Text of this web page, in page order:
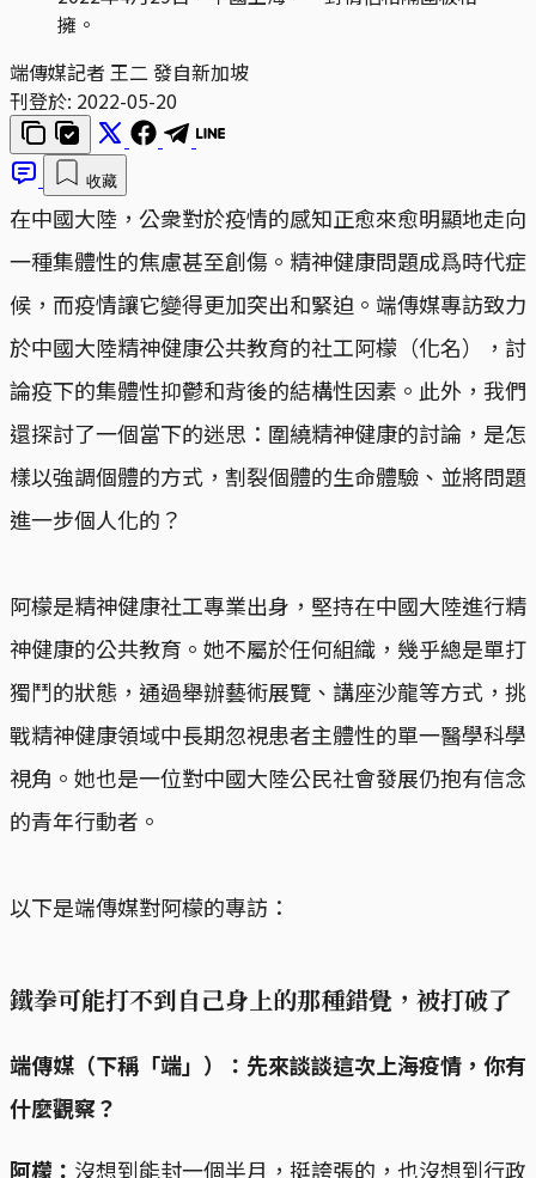
擁。
端傳媒記者 王二 發自新加坡
刊登於: 2022-05-20
收藏
在中國大陸，公衆對於疫情的感知正愈來愈明顯地走向
一種集體性的焦慮甚至創傷。精神健康問題成爲時代症
候，而疫情讓它變得更加突出和緊迫。端傳媒專訪致力
於中國大陸精神健康公共教育的社工阿檬（化名），討
論疫下的集體性抑鬱和背後的結構性因素。此外，我們
還探討了一個當下的迷思：圍繞精神健康的討論，是怎
樣以強調個體的方式，割裂個體的生命體驗、並將問題
進一步個人化的？
阿檬是精神健康社工專業出身，堅持在中國大陸進行精
神健康的公共教育。她不屬於任何組織，幾乎總是單打
獨鬥的狀態，通過舉辦藝術展覽、講座沙龍等方式，挑
戰精神健康領域中長期忽視患者主體性的單一醫學科學
視角。她也是一位對中國大陸公民社會發展仍抱有信念
的青年行動者。
以下是端傳媒對阿檬的專訪：
鐵拳可能打不到自己身上的那種錯覺，被打破了
端傳媒（下稱「端」）：先來談談這次上海疫情，你有
什麼觀察？
阿檬： 沒想到能封一個半月，挺誇張的，也沒想到行政